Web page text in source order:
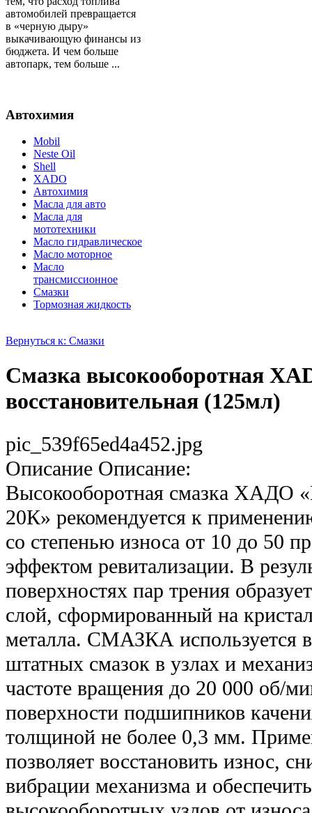
автомобилей превращается
в «черную дыру»
выкачивающую финансы из
бюджета. И чем больше
автопарк, тем больше ...
Автохимия
Mobil
Neste Oil
Shell
XADO
Автохимия
Масла для авто
Масла для
мототехники
Масло гидравлическое
Масло моторное
Масло
трансмиссионное
Смазки
Тормозная жидкость
Вернуться к: Смазки
Смазка высокооборотная
восстановительная (125мл)
pic_539f65ed4a452.jpg
Описание Описание:
Высокооборотная смазка ХАДО
20К» рекомендуется к
со степенью износа от 10 до 50
эффектом ревитализации. В
поверхностях пар трения
слой, сформированный на
металла. СМАЗКА используется
штатных смазок в узлах и
частоте вращения до 20 000 об/
поверхности подшипников
толщиной не более 0,3 мм.
позволяет восстановить износ,
вибрации механизма и